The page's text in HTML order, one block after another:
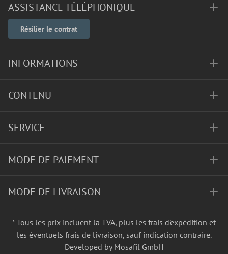
ASSISTANCE TÉLÉPHONIQUE
Résilier le contrat
INFORMATIONS
CONTENU
SERVICE
MODE DE PAIEMENT
MODE DE LIVRAISON
* Tous les prix incluent la TVA, plus les frais d'expédition et
les éventuels frais de livraison, sauf indication contraire.
Developed by Mosafil GmbH